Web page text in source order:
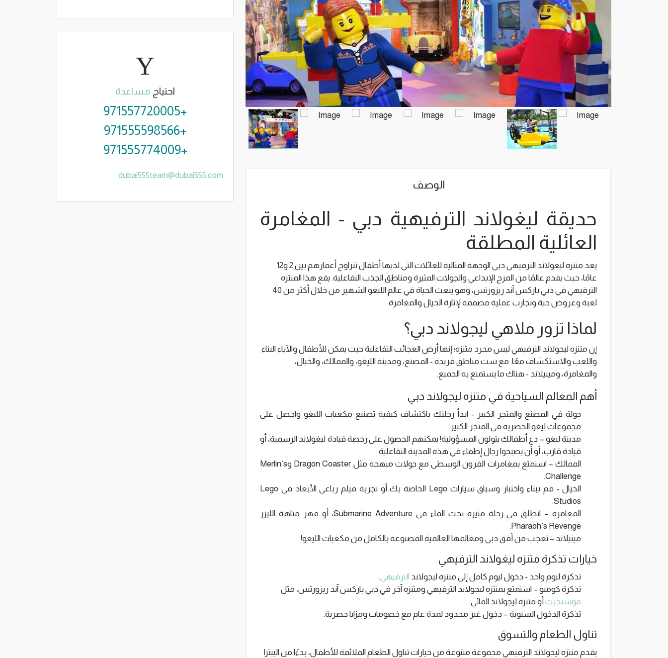
الوصف
حديقة ليغولاند الترفيهية دبي - المغامرة
العائلية المطلقة
يعد متنزه ليغولاند الترفيهي دبي الوجهة المثالية للعائلات التي لديها أطفال تتراوح أعمارهم بين 2 و12
عامًا، حيث يقدم عالمًا من المرح الإبداعي والجولات المثيرة ومناطق الجذب التفاعلية. يقع هذا المنتزه
الترفيهي في دبي باركس آند ريزورتس، وهو يبعث الحياة في عالم الليغو الشهير من خلال أكثر من 40
لعبة وعروض حية وتجارب عملية مصممة لإثارة الخيال والمغامرة.
لماذا تزور ملاهي ليجولاند دبي؟
إن متنزه ليجولاند الترفيهي ليس مجرد متنزه؛ إنها أرض العجائب التفاعلية حيث يمكن للأطفال والآباء البناء
واللعب والاستكشاف معًا. مع ست مناطق فريدة - المصنع، ومدينة الليغو، والممالك، والخيال،
والمغامرة، ومينيلاند - هناك ما يستمتع به الجميع.
أهم المعالم السياحية في متنزه ليجولاند دبي
جولة في المصنع والمتجر الكبير - ابدأ رحلتك باكتشاف كيفية تصنيع مكعبات الليغو واحصل على
مجموعات ليغو الحصرية في المتجر الكبير.
مدينة ليغو – دع أطفالك يتولون المسؤولية! يمكنهم الحصول على رخصة قيادة ليغولاند الرسمية، أو
قيادة قارب، أو أن يصبحوا رجال إطفاء في هذه المدينة التفاعلية.
الممالك – استمتع بمغامرات القرون الوسطى مع جولات مبهجة مثل Dragon Coaster وMerlin’s
Challenge.
الخيال - قم ببناء واختبار وسباق سيارات Lego الخاصة بك أو تجربة فيلم رباعي الأبعاد في Lego
Studios.
المغامرة – انطلق في رحلة مثيرة تحت الماء في Submarine Adventure، أو قهر متاهة الليزر
Pharaoh’s Revenge.
مينيلاند – تعجب من أفق دبي ومعالمها العالمية المصنوعة بالكامل من مكعبات الليغو!
خيارات تذكرة متنزه ليغولاند الترفيهي
تذكرة ليوم واحد - دخول ليوم كامل إلى متنزه ليجولاند الترفيهي.
تذكرة كومبو – استمتع بمنتزه ليجولاند الترفيهي ومتنزه آخر في دبي باركس آند ريزورتس، مثل
موشنجيت أو متنزه ليجولاند المائي.
تذكرة الدخول السنوية – دخول غير محدود لمدة عام مع خصومات ومزايا حصرية.
تناول الطعام والتسوق
يقدم منتزه ليجولاند الترفيهي مجموعة متنوعة من خيارات تناول الطعام الملائمة للأطفال، بدءًا من البيتزا
احتياج مساعدة
+971557720005
+971555598566
+971555774009
dubai555team@dubai555.com